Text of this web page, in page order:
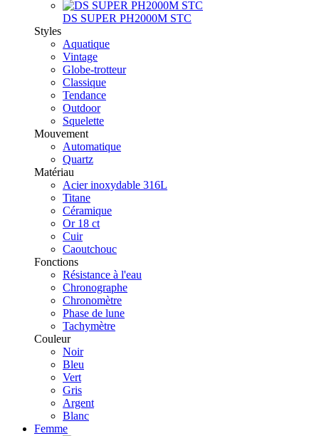
DS SUPER PH2000M STC
Styles
Aquatique
Vintage
Globe-trotteur
Classique
Tendance
Outdoor
Squelette
Mouvement
Automatique
Quartz
Matériau
Acier inoxydable 316L
Titane
Céramique
Or 18 ct
Cuir
Caoutchouc
Fonctions
Résistance à l'eau
Chronographe
Chronomètre
Phase de lune
Tachymètre
Couleur
Noir
Bleu
Vert
Gris
Argent
Blanc
Femme